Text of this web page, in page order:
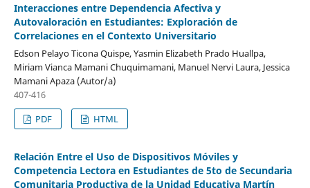
Interacciones entre Dependencia Afectiva y
Autovaloración en Estudiantes: Exploración de
Correlaciones en el Contexto Universitario
Edson Pelayo Ticona Quispe, Yasmin Elizabeth Prado Huallpa,
Miriam Vianca Mamani Chuquimamani, Manuel Nervi Laura, Jessica
Mamani Apaza (Autor/a)
407-416
PDF
HTML
Relación Entre el Uso de Dispositivos Móviles y
Competencia Lectora en Estudiantes de 5to de Secundaria
Comunitaria Productiva de la Unidad Educativa Martín